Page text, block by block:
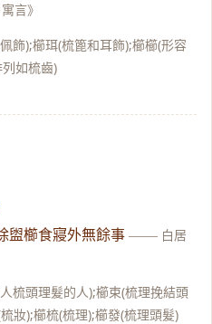
言》
飾);櫛珥(梳篦和耳飾);櫛櫛(形容
如梳齒)
盥櫛食寢外無餘事 —— 白居
梳頭理髮的人);櫛束(梳理挽結頭
妝);櫛梳(梳理);櫛發(梳理頭髮)